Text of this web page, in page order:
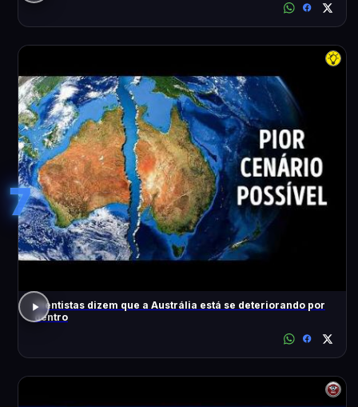
7
Cientistas dizem que a Austrália está se deteriorando por
dentro